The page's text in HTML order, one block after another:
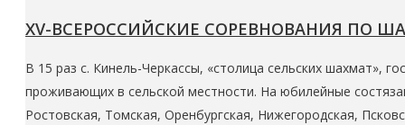
XV-ВСЕРОССИЙСКИЕ СОРЕВНОВАНИЯ ПО
В 15 раз с. Кинель-Черкассы, «столица сельских шахмат»,
проживающих в сельской местности. На юбилейные
Ростовская, Томская, Оренбургская, Нижегородская,